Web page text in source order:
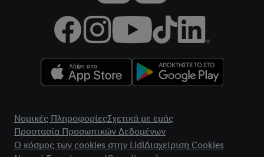
Νομικές ΠληροφορίεςΣχετικά με εμάς
Προστασία Προσωπικών Δεδομένων
Ο κόσμος των cookies στην LidlΔιαχείριση Cookies